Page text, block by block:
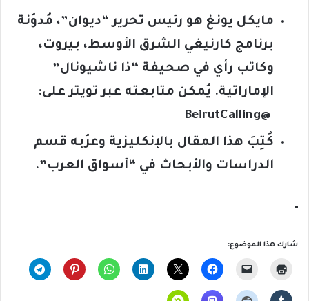
مايكل يونغ هو رئيس تحرير “ديوان”، مُدوّنة
برنامج كارنيغي الشرق الأوسط، بيروت،
وكاتب رأي في صحيفة “ذا ناشيونال”
الإماراتية. يُمكن متابعته عبر تويتر على:
@BeirutCalling
كُتِبَ هذا المقال بالإنكليزية وعرّبه قسم
الدراسات والأبحاث في “أسواق العرب”.
شارك هذا الموضوع: